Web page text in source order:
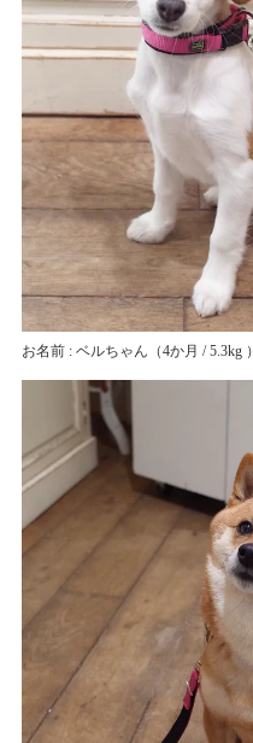
お名前 : ベルちゃん （4か月 / 5.3kg ）